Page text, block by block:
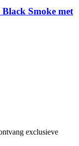
Black Smoke met
exclusieve